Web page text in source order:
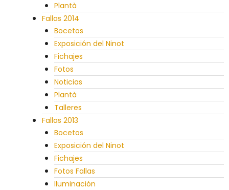
Plantà
Fallas 2014
Bocetos
Exposición del Ninot
Fichajes
Fotos
Noticias
Plantà
Talleres
Fallas 2013
Bocetos
Exposición del Ninot
Fichajes
Fotos Fallas
Iluminación